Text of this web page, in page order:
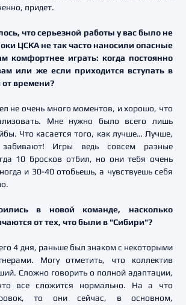
придет.
что серьезной работы у вас было не
ЦСКА не так часто наносили опасные
комфортнее играть: когда постоянно
или же если приходится вступать в
времени?
не очень много моментов, и хорошо, что
Мне нужно было всего лишь
Что касается того, как лучше… Лучше,
Игры ведь совсем разные
10 бросков отбил, но они тебя очень
и 30-40 отобьешь, а чувствуешь себя
в новой команде, насколько
от тех, что были в "Сибири"?
4 дня, раньше был знаком с некоторыми
Могу отметить, что коллектив
Сложно говорить о полной адаптации,
все сложится нормально. На а что
то они сейчас, в основном,